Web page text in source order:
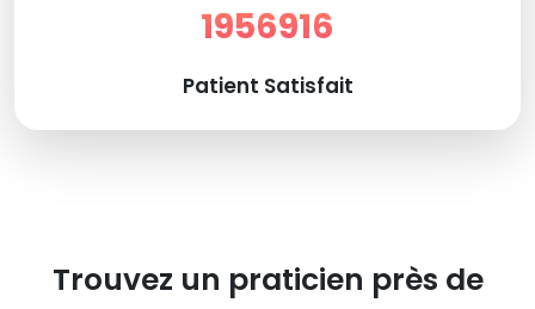
1956916
Patient Satisfait
Trouvez un praticien près de